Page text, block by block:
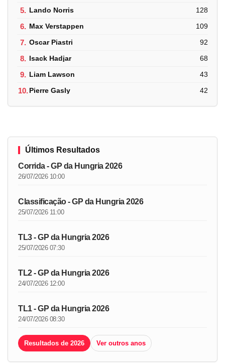
5. Lando Norris 128
6. Max Verstappen 109
7. Oscar Piastri 92
8. Isack Hadjar 68
9. Liam Lawson 43
10.Pierre Gasly 42
Últimos Resultados
Corrida - GP da Hungria 2026
26/07/2026 10:00
Classificação - GP da Hungria 2026
25/07/2026 11:00
TL3 - GP da Hungria 2026
25/07/2026 07:30
TL2 - GP da Hungria 2026
24/07/2026 12:00
TL1 - GP da Hungria 2026
24/07/2026 08:30
Resultados de 2026 Ver outros anos